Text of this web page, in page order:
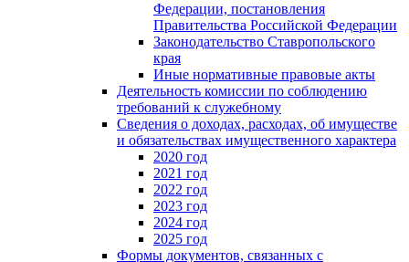
Федерации, постановления
Правительства Российской Федерации
Законодательство Ставропольского
края
Иные нормативные правовые акты
Деятельность комиссии по соблюдению
требований к служебному
Сведения о доходах, расходах, об имуществе
и обязательствах имущественного характера
2020 год
2021 год
2022 год
2023 год
2024 год
2025 год
Формы документов, связанных с